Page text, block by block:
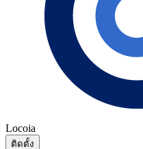
Locoia
ติดตั้ง